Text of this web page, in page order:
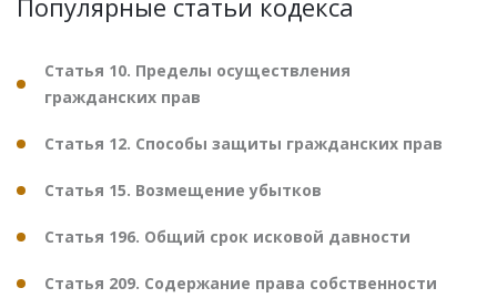
Статья 10. Пределы осуществления
гражданских прав
Статья 12. Способы защиты гражданских прав
Статья 15. Возмещение убытков
Статья 196. Общий срок исковой давности
Статья 209. Содержание права собственности